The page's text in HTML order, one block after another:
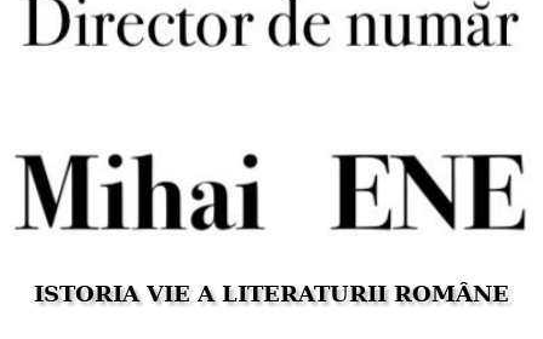
ISTORIA VIE A LITERATURII ROMÂNE